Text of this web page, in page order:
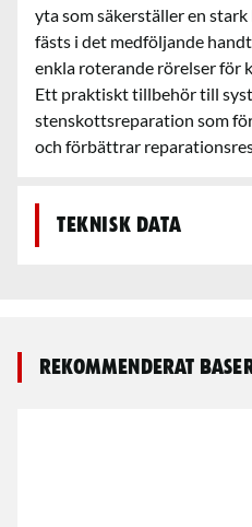
yta som säkerställer en
fästs i det medföljande
enkla roterande rörelser för
Ett praktiskt tillbehör till
stenskottsreparation som
och förbättrar
Teknisk data
Rekommenderat